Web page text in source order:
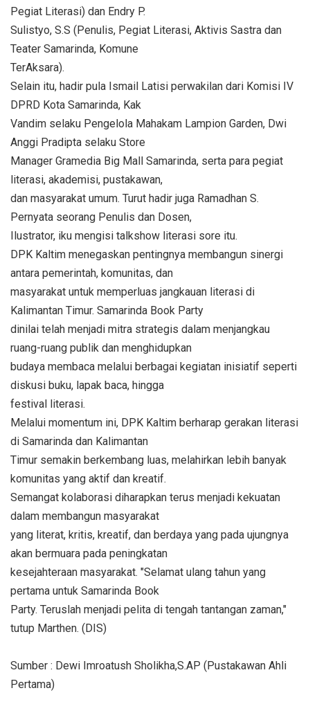
Pegiat Literasi) dan Endry P.
Sulistyo, S.S (Penulis, Pegiat Literasi, Aktivis Sastra dan
Teater Samarinda, Komune
TerAksara).
Selain itu, hadir pula Ismail Latisi perwakilan dari Komisi IV
DPRD Kota Samarinda, Kak
Vandim selaku Pengelola Mahakam Lampion Garden, Dwi
Anggi Pradipta selaku Store
Manager Gramedia Big Mall Samarinda, serta para pegiat
literasi, akademisi, pustakawan,
dan masyarakat umum. Turut hadir juga Ramadhan S.
Pernyata seorang Penulis dan Dosen,
Ilustrator, iku mengisi talkshow literasi sore itu.
DPK Kaltim menegaskan pentingnya membangun sinergi
antara pemerintah, komunitas, dan
masyarakat untuk memperluas jangkauan literasi di
Kalimantan Timur. Samarinda Book Party
dinilai telah menjadi mitra strategis dalam menjangkau
ruang-ruang publik dan menghidupkan
budaya membaca melalui berbagai kegiatan inisiatif seperti
diskusi buku, lapak baca, hingga
festival literasi.
Melalui momentum ini, DPK Kaltim berharap gerakan literasi
di Samarinda dan Kalimantan
Timur semakin berkembang luas, melahirkan lebih banyak
komunitas yang aktif dan kreatif.
Semangat kolaborasi diharapkan terus menjadi kekuatan
dalam membangun masyarakat
yang literat, kritis, kreatif, dan berdaya yang pada ujungnya
akan bermuara pada peningkatan
kesejahteraan masyarakat. "Selamat ulang tahun yang
pertama untuk Samarinda Book
Party. Teruslah menjadi pelita di tengah tantangan zaman,"
tutup Marthen. (DIS)
Sumber : Dewi Imroatush Sholikha,S.AP (Pustakawan Ahli
Pertama)